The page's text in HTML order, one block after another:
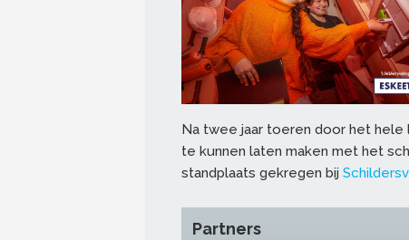
Na twee jaar toeren door het hele
te kunnen laten maken met het
standplaats gekregen bij
Partners